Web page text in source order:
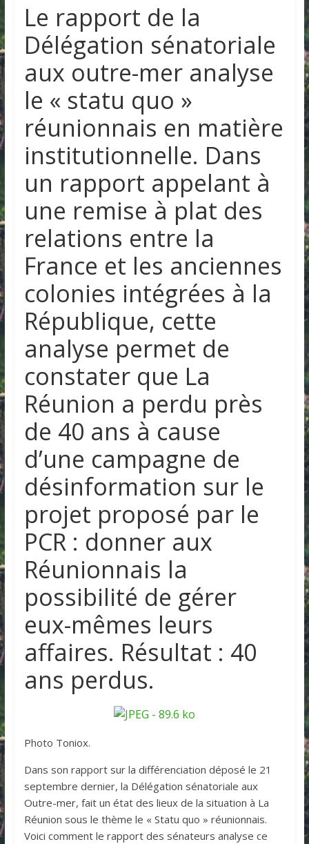
Le rapport de la
Délégation sénatoriale
aux outre-mer analyse
le « statu quo »
réunionnais en matière
institutionnelle. Dans
un rapport appelant à
une remise à plat des
relations entre la
France et les anciennes
colonies intégrées à la
République, cette
analyse permet de
constater que La
Réunion a perdu près
de 40 ans à cause
d’une campagne de
désinformation sur le
projet proposé par le
PCR : donner aux
Réunionnais la
possibilité de gérer
eux-mêmes leurs
affaires. Résultat : 40
ans perdus.
Photo Toniox.
Dans son rapport sur la différenciation déposé le 21
septembre dernier, la Délégation sénatoriale aux
Outre-mer, fait un état des lieux de la situation à La
Réunion sous le thème le « Statu quo » réunionnais.
Voici comment le rapport des sénateurs analyse ce